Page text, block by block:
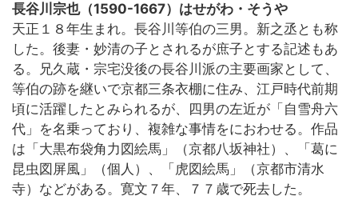
長谷川宗也（1590-1667）はせがわ・そうや
天正１８年生まれ。長谷川等伯の三男。新之丞とも称
した。後妻・妙清の子とされるが庶子とする記述もあ
る。兄久蔵・宗宅没後の長谷川派の主要画家として、
等伯の跡を継いで京都三条衣棚に住み、江戸時代前期
頃に活躍したとみられるが、四男の左近が「自雪舟六
代」を名乗っており、複雑な事情をにおわせる。作品
は「大黒布袋角力図絵馬」（京都八坂神社）、「葛に
昆虫図屏風」（個人）、「虎図絵馬」（京都市清水
寺）などがある。寛文７年、７７歳で死去した。